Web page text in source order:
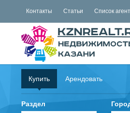
Контакты Статьи Список
Купить Арендовать
Раздел